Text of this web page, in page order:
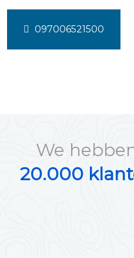
097006521500
We
20.000